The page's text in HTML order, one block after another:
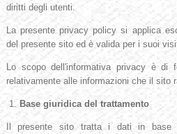
diritti degli utenti.
La presente privacy policy si applica
del presente sito ed è valida per i suoi
Lo scopo dell'informativa privacy è di
relativamente alle informazioni che il sito
1. Base giuridica del trattamento
Il presente sito tratta i dati in